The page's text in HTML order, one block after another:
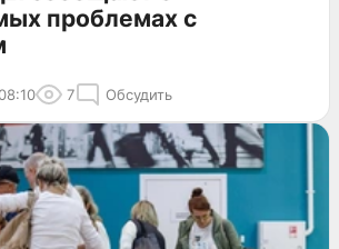
проблемах с
7 Обсудить